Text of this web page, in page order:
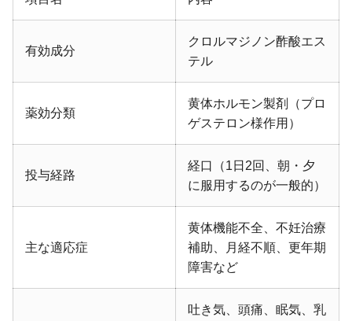
有効成分
クロルマジノン酢酸エス
テル
薬効分類
黄体ホルモン製剤（プロ
ゲステロン様作用）
投与経路
経口（1日2回、朝・夕
に服用するのが一般的）
主な適応症
黄体機能不全、不妊治療
補助、月経不順、更年期
障害など
吐き気、頭痛、眠気、乳